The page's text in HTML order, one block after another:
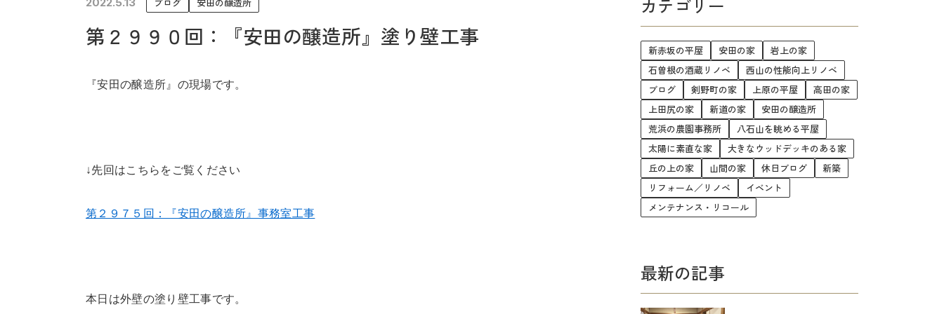
未来に住み継ぐ平屋
第２９９０回：『安田の醸造所』塗り壁工事
『安田の醸造所』の現場です。
↓先回はこちらをご覧ください
第２９７５回：『安田の醸造所』事務室工事
本日は外壁の塗り壁工事です。
カテゴリー
新赤坂の平屋 安田の家
岩上の家
石曽根の酒蔵リノベ
西山の性能向上リノベ
ブログ
剣野町の家 上原の平屋
高田の家
上田尻の家
新道の家
安田の醸造所
荒浜の農園事務所
八石山を眺める平屋
太陽に素直な家
大きなウッドデッキのある家
丘の上の家
山間の家 休日ブログ
新築
リフォーム／リノベ
イベント
メンテナンス・リコール
最新の記事